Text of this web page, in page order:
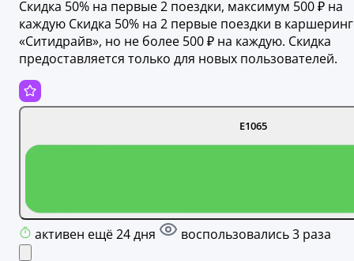
Скидка 50% на первые 2 поездки, максимум 500 ₽ на
каждую Скидка 50% на 2 первые поездки в
«Ситидрайв», но не более 500 ₽ на каждую. Скидка
предоставляется только для новых пользователей.
E1065
активен ещё 24 дня воспользовались 3 раза